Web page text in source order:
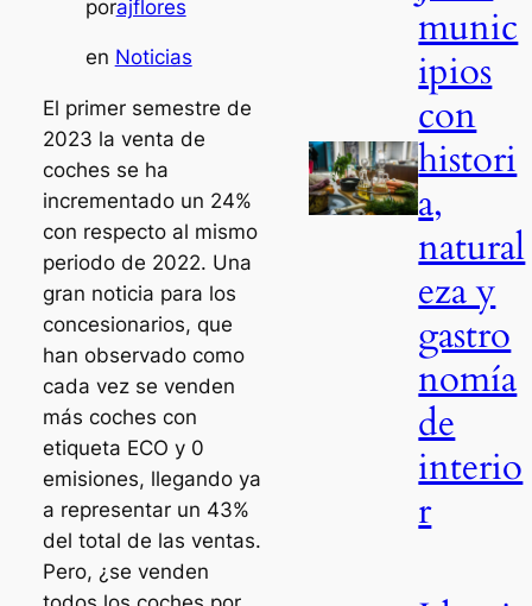
porajflores
en Noticias
El primer semestre de
2023 la venta de
coches se ha
incrementado un 24%
con respecto al mismo
periodo de 2022. Una
gran noticia para los
concesionarios, que
han observado como
cada vez se venden
más coches con
etiqueta ECO y 0
emisiones, llegando ya
a representar un 43%
del total de las ventas.
Pero, ¿se venden
munic
ipios
con
histori
a,
natural
eza y
gastro
nomía
de
interio
r